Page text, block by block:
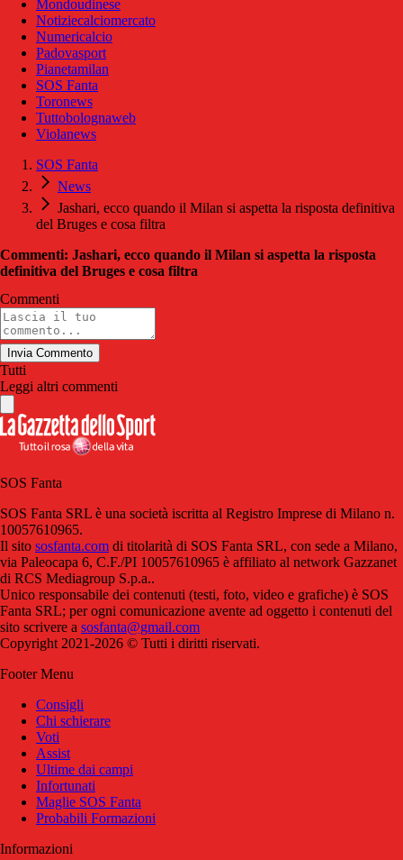
Mondoudinese
Notiziecalciomercato
Numericalcio
Padovasport
Pianetamilan
SOS Fanta
Toronews
Tuttobolognaweb
Violanews
SOS Fanta
News
Jashari, ecco quando il Milan si aspetta la risposta definitiva
del Bruges e cosa filtra
Commenti: Jashari, ecco quando il Milan si aspetta la risposta
definitiva del Bruges e cosa filtra
Commenti
Invia Commento
Tutti
Leggi altri commenti
SOS Fanta
SOS Fanta SRL è una società iscritta al Registro Imprese di Milano n.
10057610965.
Il sito sosfanta.com di titolarità di SOS Fanta SRL, con sede a Milano,
via Paleocapa 6, C.F./PI 10057610965 è affiliato al network Gazzanet
di RCS Mediagroup S.p.a..
Unico responsabile dei contenuti (testi, foto, video e grafiche) è SOS
Fanta SRL; per ogni comunicazione avente ad oggetto i contenuti del
sito scrivere a sosfanta@gmail.com
Copyright 2021-2026 © Tutti i diritti riservati.
Footer Menu
Consigli
Chi schierare
Voti
Assist
Ultime dai campi
Infortunati
Maglie SOS Fanta
Probabili Formazioni
Informazioni